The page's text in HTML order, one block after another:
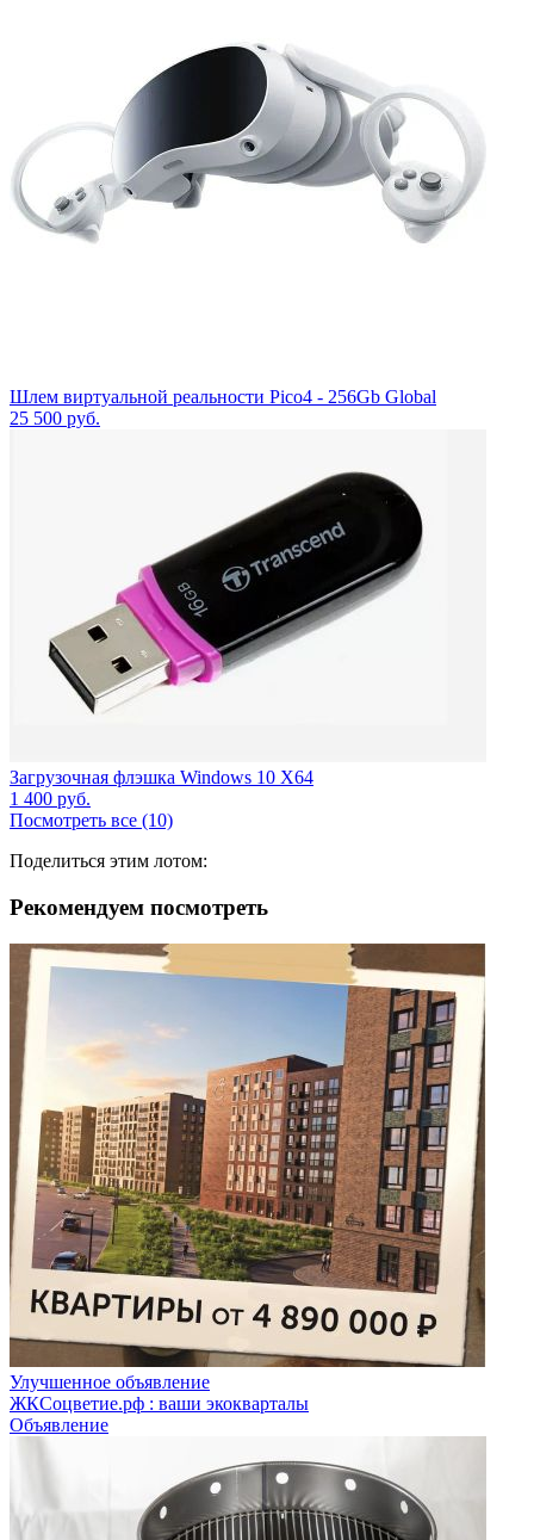
Шлем виртуальной реальности Pico4 - 256Gb Global
25 500 руб.
Загрузочная флэшка Windows 10 X64
1 400 руб.
Посмотреть все (10)
Поделиться этим лотом:
Рекомендуем посмотреть
Улучшенное объявление
ЖКСоцветие.рф : ваши экокварталы
Объявление